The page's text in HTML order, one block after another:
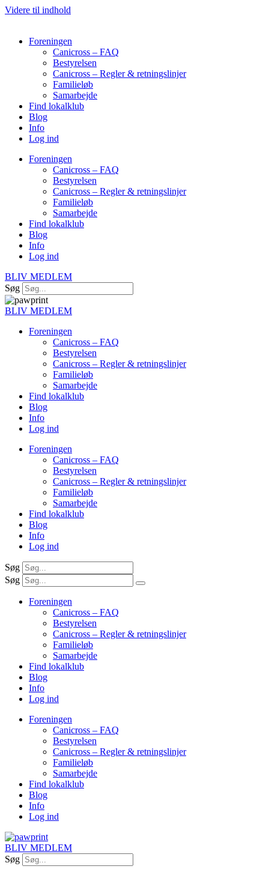
Videre til indhold
Foreningen
Canicross – FAQ
Bestyrelsen
Canicross – Regler & retningslinjer
Familieløb
Samarbejde
Find lokalklub
Blog
Info
Log ind
Foreningen
Canicross – FAQ
Bestyrelsen
Canicross – Regler & retningslinjer
Familieløb
Samarbejde
Find lokalklub
Blog
Info
Log ind
BLIV MEDLEM
Søg
BLIV MEDLEM
Foreningen
Canicross – FAQ
Bestyrelsen
Canicross – Regler & retningslinjer
Familieløb
Samarbejde
Find lokalklub
Blog
Info
Log ind
Foreningen
Canicross – FAQ
Bestyrelsen
Canicross – Regler & retningslinjer
Familieløb
Samarbejde
Find lokalklub
Blog
Info
Log ind
Søg
Søg
Foreningen
Canicross – FAQ
Bestyrelsen
Canicross – Regler & retningslinjer
Familieløb
Samarbejde
Find lokalklub
Blog
Info
Log ind
Foreningen
Canicross – FAQ
Bestyrelsen
Canicross – Regler & retningslinjer
Familieløb
Samarbejde
Find lokalklub
Blog
Info
Log ind
BLIV MEDLEM
Søg